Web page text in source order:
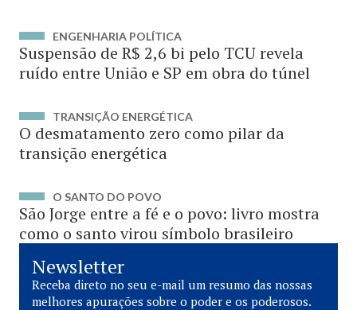
ENGENHARIA POLÍTICA
Suspensão de R$ 2,6 bi pelo TCU revela
ruído entre União e SP em obra do túnel
TRANSIÇÃO ENERGÉTICA
O desmatamento zero como pilar da
transição energética
O SANTO DO POVO
São Jorge entre a fé e o povo: livro mostra
como o santo virou símbolo brasileiro
Newsletter
Receba direto no seu e-mail um resumo das nossas
melhores apurações sobre o poder e os poderosos.